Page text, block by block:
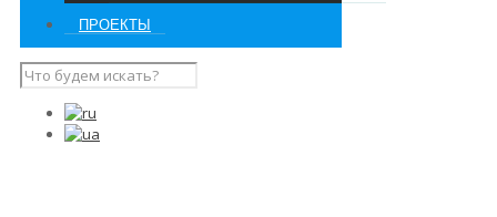
ПРОЕКТЫ